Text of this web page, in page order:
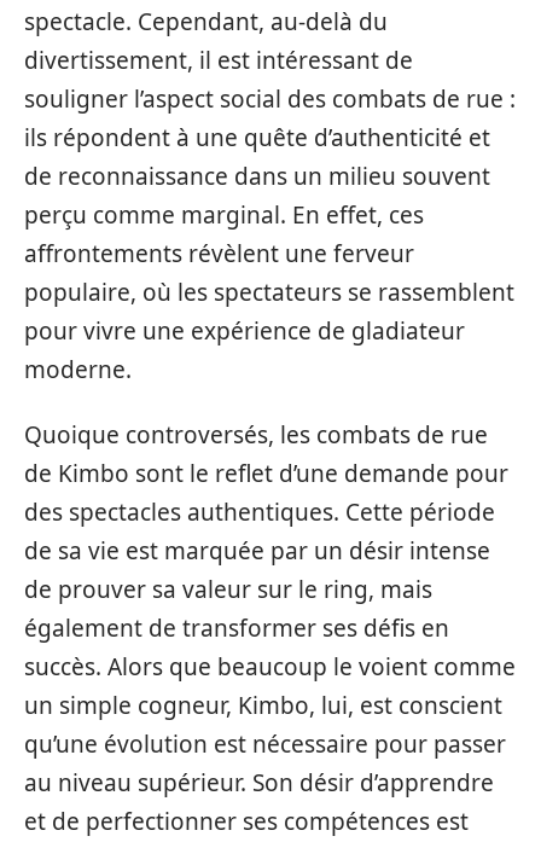
spectacle. Cependant, au-delà du
divertissement, il est intéressant de
souligner l’aspect social des combats de rue :
ils répondent à une quête d’authenticité et
de reconnaissance dans un milieu souvent
perçu comme marginal. En effet, ces
affrontements révèlent une ferveur
populaire, où les spectateurs se rassemblent
pour vivre une expérience de gladiateur
moderne.
Quoique controversés, les combats de rue
de Kimbo sont le reflet d’une demande pour
des spectacles authentiques. Cette période
de sa vie est marquée par un désir intense
de prouver sa valeur sur le ring, mais
également de transformer ses défis en
succès. Alors que beaucoup le voient comme
un simple cogneur, Kimbo, lui, est conscient
qu’une évolution est nécessaire pour passer
au niveau supérieur. Son désir d’apprendre
et de perfectionner ses compétences est